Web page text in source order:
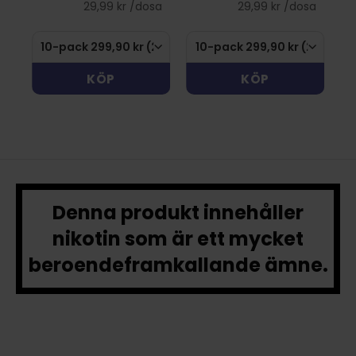
29,99 kr /dosa
KÖP
29,99 kr /dosa
KÖP
Denna produkt innehåller
nikotin som är ett mycket
beroendeframkallande ämne.